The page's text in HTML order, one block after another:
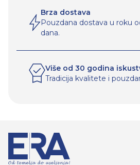
Brza dostava
Pouzdana dostava u roku
dana.
Više od 30 godina
Tradicija kvalitete i